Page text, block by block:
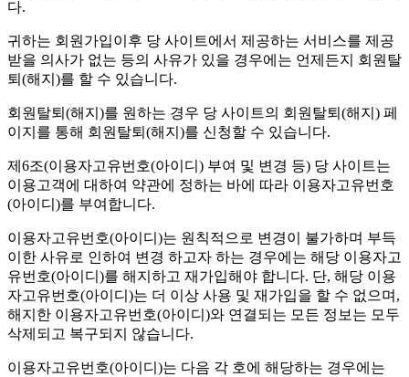
다.
귀하는 회원가입이후 당 사이트에서 제공하는 서비스를 제공
받을 의사가 없는 등의 사유가 있을 경우에는 언제든지 회원탈
퇴(해지)를 할 수 있습니다.
회원탈퇴(해지)를 원하는 경우 당 사이트의 회원탈퇴(해지) 페
이지를 통해 회원탈퇴(해지)를 신청할 수 있습니다.
제6조(이용자고유번호(아이디) 부여 및 변경 등) 당 사이트는
이용고객에 대하여 약관에 정하는 바에 따라 이용자고유번호
(아이디)를 부여합니다.
이용자고유번호(아이디)는 원칙적으로 변경이 불가하며 부득
이한 사유로 인하여 변경 하고자 하는 경우에는 해당 이용자고
유번호(아이디)를 해지하고 재가입해야 합니다. 단, 해당 이용
자고유번호(아이디)는 더 이상 사용 및 재가입을 할 수 없으며,
해지한 이용자고유번호(아이디)와 연결되는 모든 정보는 모두
삭제되고 복구되지 않습니다.
이용자고유번호(아이디)는 다음 각 호에 해당하는 경우에는